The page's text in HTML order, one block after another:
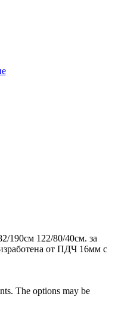
190см 122/80/40см. за
от ПДЧ 16мм с
The options may be